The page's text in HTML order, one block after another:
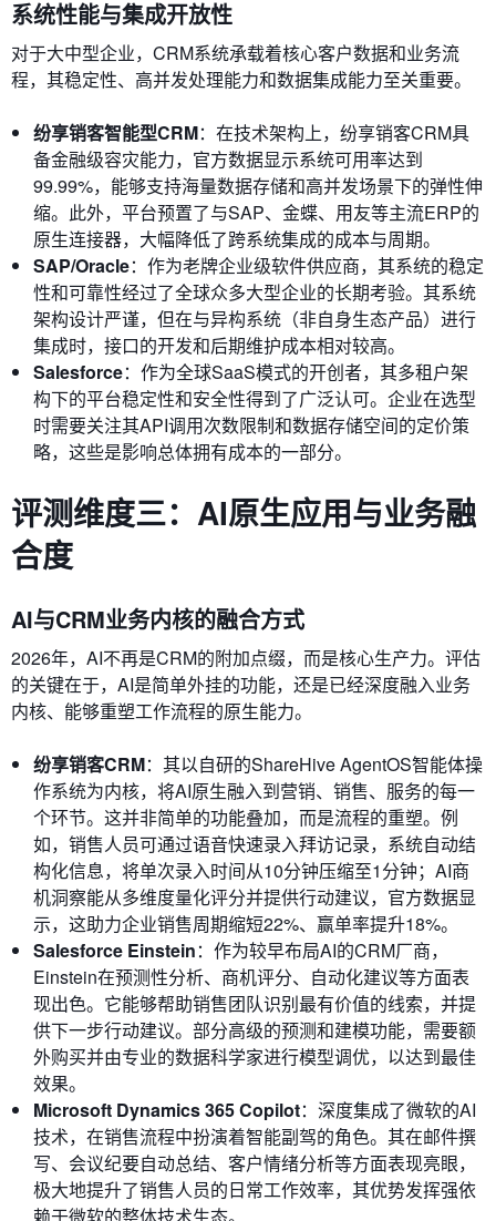
系统性能与集成开放性
对于大中型企业，CRM系统承载着核心客户数据和业务流
程，其稳定性、高并发处理能力和数据集成能力至关重要。
纷享销客智能型CRM：在技术架构上，纷享销客CRM具
备金融级容灾能力，官方数据显示系统可用率达到
99.99%，能够支持海量数据存储和高并发场景下的弹性伸
缩。此外，平台预置了与SAP、金蝶、用友等主流ERP的
原生连接器，大幅降低了跨系统集成的成本与周期。
SAP/Oracle：作为老牌企业级软件供应商，其系统的稳定
性和可靠性经过了全球众多大型企业的长期考验。其系统
架构设计严谨，但在与异构系统（非自身生态产品）进行
集成时，接口的开发和后期维护成本相对较高。
Salesforce：作为全球SaaS模式的开创者，其多租户架
构下的平台稳定性和安全性得到了广泛认可。企业在选型
时需要关注其API调用次数限制和数据存储空间的定价策
略，这些是影响总体拥有成本的一部分。
评测维度三：AI原生应用与业务融
合度
AI与CRM业务内核的融合方式
2026年，AI不再是CRM的附加点缀，而是核心生产力。评估
的关键在于，AI是简单外挂的功能，还是已经深度融入业务
内核、能够重塑工作流程的原生能力。
纷享销客CRM：其以自研的ShareHive AgentOS智能体操
作系统为内核，将AI原生融入到营销、销售、服务的每一
个环节。这并非简单的功能叠加，而是流程的重塑。例
如，销售人员可通过语音快速录入拜访记录，系统自动结
构化信息，将单次录入时间从10分钟压缩至1分钟；AI商
机洞察能从多维度量化评分并提供行动建议，官方数据显
示，这助力企业销售周期缩短22%、赢单率提升18%。
Salesforce Einstein：作为较早布局AI的CRM厂商，
Einstein在预测性分析、商机评分、自动化建议等方面表
现出色。它能够帮助销售团队识别最有价值的线索，并提
供下一步行动建议。部分高级的预测和建模功能，需要额
外购买并由专业的数据科学家进行模型调优，以达到最佳
效果。
Microsoft Dynamics 365 Copilot：深度集成了微软的AI
技术，在销售流程中扮演着智能副驾的角色。其在邮件撰
写、会议纪要自动总结、客户情绪分析等方面表现亮眼，
极大地提升了销售人员的日常工作效率，其优势发挥强依